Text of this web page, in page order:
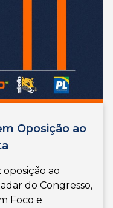
Oposição ao
ao
do Congresso,
Foco e